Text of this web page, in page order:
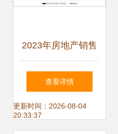
2023年房地产销售
底部震荡，2024年
或将延续筑底行情
查看详情
更新时间：2026-08-04
20:33:37